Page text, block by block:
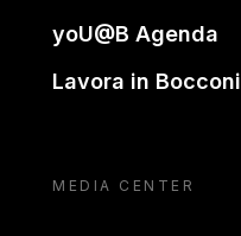
yoU@B Agenda
Lavora in Bocconi
MEDIA CENTER